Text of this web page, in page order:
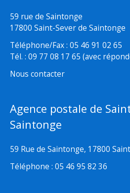
59 rue de Saintonge
17800 Saint-Sever de Saintonge
Téléphone/Fax : 05 46 91 02 65
Tél. : 09 77 08 17 65 (avec
Nous contacter
Agence postale de
Saintonge
59 Rue de Saintonge, 17800
Téléphone : 05 46 95 82 36